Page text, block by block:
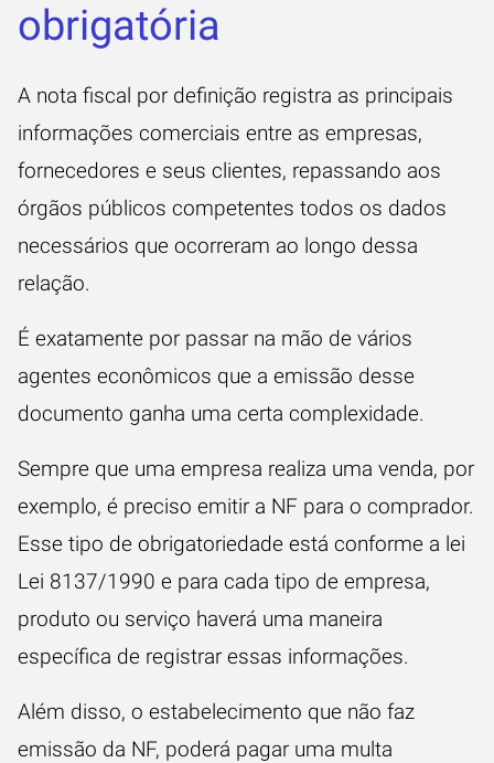
obrigatória
A nota fiscal por definição registra as principais
informações comerciais entre as empresas,
fornecedores e seus clientes, repassando aos
órgãos públicos competentes todos os dados
necessários que ocorreram ao longo dessa
relação.
É exatamente por passar na mão de vários
agentes econômicos que a emissão desse
documento ganha uma certa complexidade.
Sempre que uma empresa realiza uma venda, por
exemplo, é preciso emitir a NF para o comprador.
Esse tipo de obrigatoriedade está conforme a lei
Lei 8137/1990 e para cada tipo de empresa,
produto ou serviço haverá uma maneira
específica de registrar essas informações.
Além disso, o estabelecimento que não faz
emissão da NF, poderá pagar uma multa